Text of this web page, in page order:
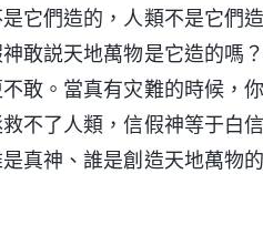
它們造的，人類不是它們
敢説天地萬物是它造的嗎
敢。當真有灾難的時候，你
不了人類，信假神等于白
真神、誰是創造天地萬物